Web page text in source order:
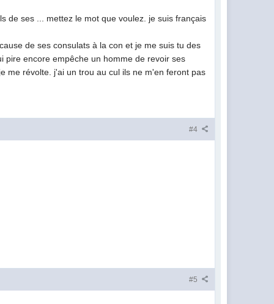
de ses ... mettez le mot que voulez. je suis français
de ses consulats à la con et je me suis tu des
pire encore empêche un homme de revoir ses
me révolte. j'ai un trou au cul ils ne m'en feront pas
#4
#5